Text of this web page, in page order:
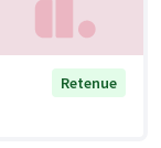
Retenue